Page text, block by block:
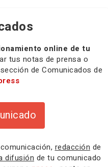
online de tu
tus notas de prensa o
de Comunicados de
redacción de
difusión de tu comunicado